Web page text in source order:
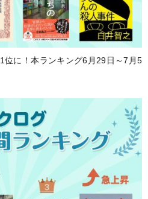
位に！本ランキング6月29日～7月5